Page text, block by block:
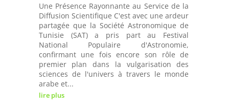
Une Présence Rayonnante au Service de la
Diffusion Scientifique C'est avec une ardeur
partagée que la Société Astronomique de
Tunisie (SAT) a pris part au Festival
National Populaire d'Astronomie,
confirmant une fois encore son rôle de
premier plan dans la vulgarisation des
sciences de l'univers à travers le monde
arabe et...
lire plus